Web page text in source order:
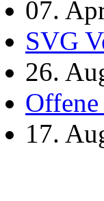
07.
SVG
26.
17.